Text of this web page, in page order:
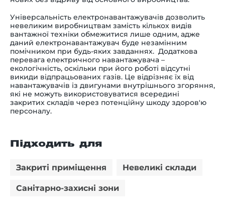
Універсальність електронавантажувачів дозволить
невеликим виробництвам замість кількох видів
вантажної техніки обмежитися лише одним, адже
даний електронавантажувач буде незамінним
помічником при будь-яких завданнях. Додаткова
перевага електричного навантажувача –
екологічність, оскільки при його роботі відсутні
викиди відпрацьованих газів. Це відрізняє їх від
навантажувачів із двигунами внутрішнього згоряння,
які не можуть використовуватися всередині
закритих складів через потенційну шкоду здоров'ю
персоналу.
Підходить для
Закриті приміщення Невеликі склади
Санітарно-захисні зони